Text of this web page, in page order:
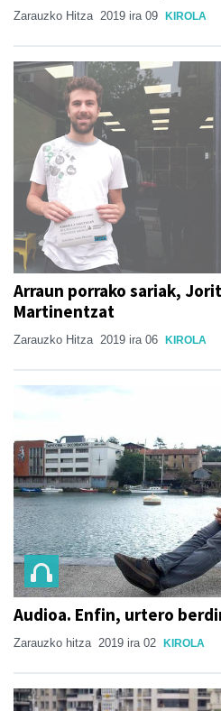
Zarauzko Hitza 2019 ira 09 KIROLA
Arraun porrako sariak,
Martinentzat
Zarauzko Hitza 2019 ira 06 KIROLA
Audioa. Enfin, urtero
Zarauzko hitza 2019 ira 02 KIROLA